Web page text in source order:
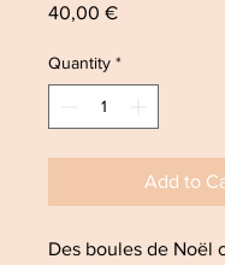
40,00 €Price
Quantity *
Add to
Des boules de Noël